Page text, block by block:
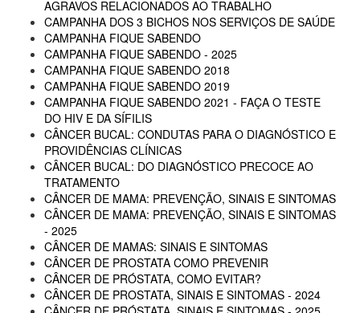
AGRAVOS RELACIONADOS AO TRABALHO
CAMPANHA DOS 3 BICHOS NOS SERVIÇOS DE SAÚDE
CAMPANHA FIQUE SABENDO
CAMPANHA FIQUE SABENDO - 2025
CAMPANHA FIQUE SABENDO 2018
CAMPANHA FIQUE SABENDO 2019
CAMPANHA FIQUE SABENDO 2021 - FAÇA O TESTE
DO HIV E DA SÍFILIS
CÂNCER BUCAL: CONDUTAS PARA O DIAGNÓSTICO E
PROVIDÊNCIAS CLÍNICAS
CÂNCER BUCAL: DO DIAGNÓSTICO PRECOCE AO
TRATAMENTO
CÂNCER DE MAMA: PREVENÇÃO, SINAIS E SINTOMAS
CÂNCER DE MAMA: PREVENÇÃO, SINAIS E SINTOMAS
- 2025
CÂNCER DE MAMAS: SINAIS E SINTOMAS
CÂNCER DE PROSTATA COMO PREVENIR
CÂNCER DE PRÓSTATA, COMO EVITAR?
CÂNCER DE PROSTATA, SINAIS E SINTOMAS - 2024